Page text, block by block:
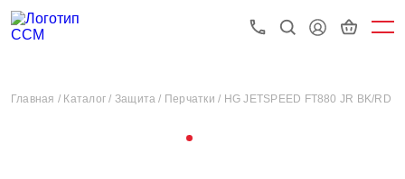
Главная / Каталог / Защита / Перчатки / HG JETSPEED FT880 JR BK/RD